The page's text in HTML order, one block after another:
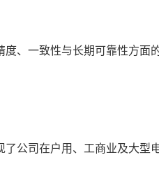
、一致性与长期可靠性方面
公司在户用、工商业及大型